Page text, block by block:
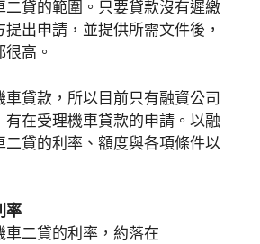
二貸的範圍。只要貸款沒有遲繳
出申請，並提供所需文件後，
高。
車貸款，所以目前只有融資公司
有在受理機車貸款的申請。以融
二貸的利率、額度與各項條件以
率
車二貸的利率，約落在